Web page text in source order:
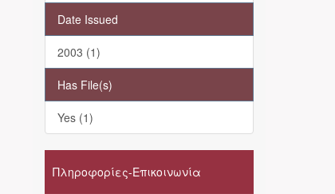
Date Issued
2003 (1)
Has File(s)
Yes (1)
Πληροφορίες-Επικοινωνία